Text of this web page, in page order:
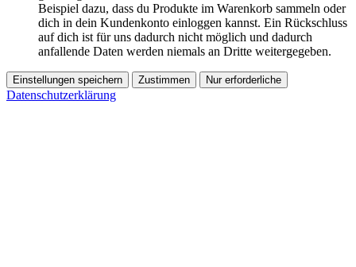
Beispiel dazu, dass du Produkte im Warenkorb sammeln oder
dich in dein Kundenkonto einloggen kannst. Ein Rückschluss
auf dich ist für uns dadurch nicht möglich und dadurch
anfallende Daten werden niemals an Dritte weitergegeben.
Einstellungen speichern Zustimmen Nur erforderliche
Datenschutzerklärung